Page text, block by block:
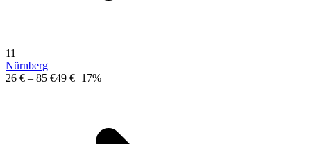
11
Nürnberg
26 € – 85 €49 €+17%